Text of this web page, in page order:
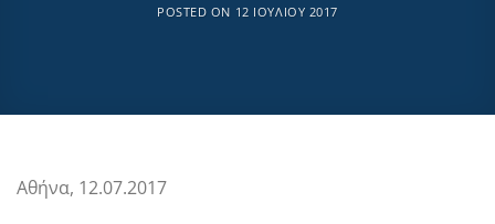
POSTED ON 12 ΙΟΥΛΊΟΥ 2017
Αθήνα, 12.07.2017